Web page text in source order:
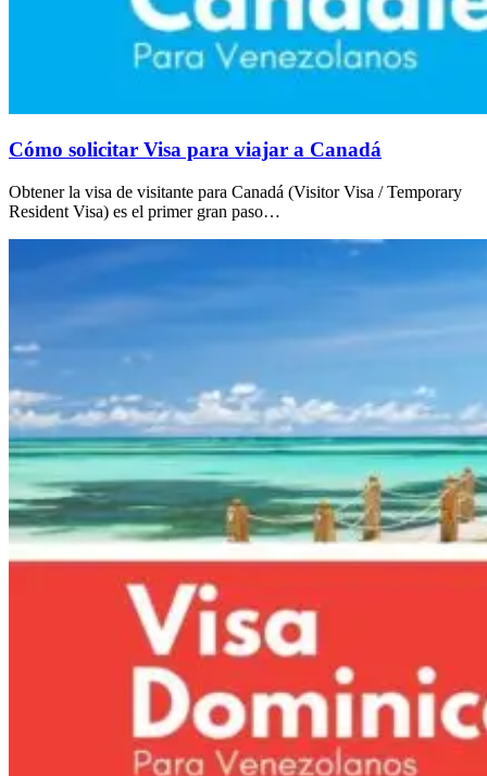
Cómo solicitar Visa para viajar a Canadá
Obtener la visa de visitante para Canadá (Visitor Visa / Temporary
Resident Visa) es el primer gran paso…